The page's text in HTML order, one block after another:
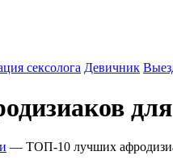
сексолога Девичник
— ТОП-10 лучших